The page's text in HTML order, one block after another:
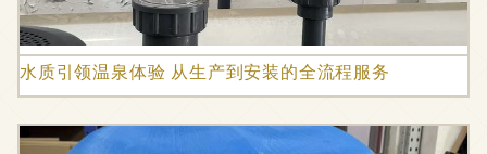
水质引领温泉体验 从生产到安装的全流程服务